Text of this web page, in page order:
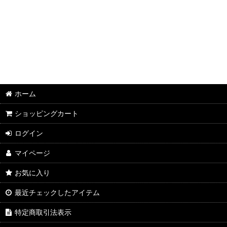
2026年4月DMワイン
2026年3月DMワイン
2026年2月DMワイン
2026年1月DMワイン
2025年12月DMワイン
2025年11月DMワイン
2025年10月DMワイン
ホーム
ショッピングカート
ログイン
マイページ
お気に入り
最近チェックしたアイテム
特定商取引法表示